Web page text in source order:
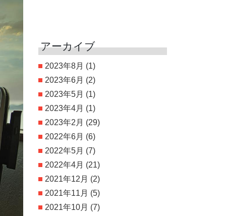
アーカイブ
2023年8月 (1)
2023年6月 (2)
2023年5月 (1)
2023年4月 (1)
2023年2月 (29)
2022年6月 (6)
2022年5月 (7)
2022年4月 (21)
2021年12月 (2)
2021年11月 (5)
2021年10月 (7)